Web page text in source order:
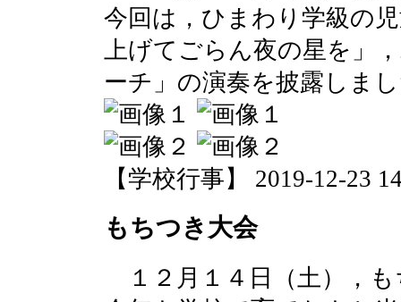
今回は，ひまわり学級の
上げてごらん夜の星を」
ーチ」の演奏を披露しま
【学校行事】 2019-12-23
もちつき大会
１２月１４日（土），